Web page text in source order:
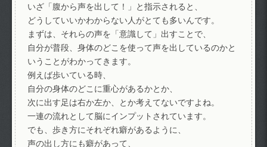
いざ「腹から声を出して！」と指示されると、
どうしていいかわからない人がとても多いんです。
まずは、それらの声を「意識して」出すことで、
自分が普段、身体のどこを使って声を出しているのかと
いうことがわかってきます。
例えば歩いている時、
自分の身体のどこに重心があるかとか、
次に出す足は右か左か、とか考えてないですよね。
一連の流れとして脳にインプットされています。
でも、歩き方にそれぞれ癖があるように、
声の出し方にも癖があって、